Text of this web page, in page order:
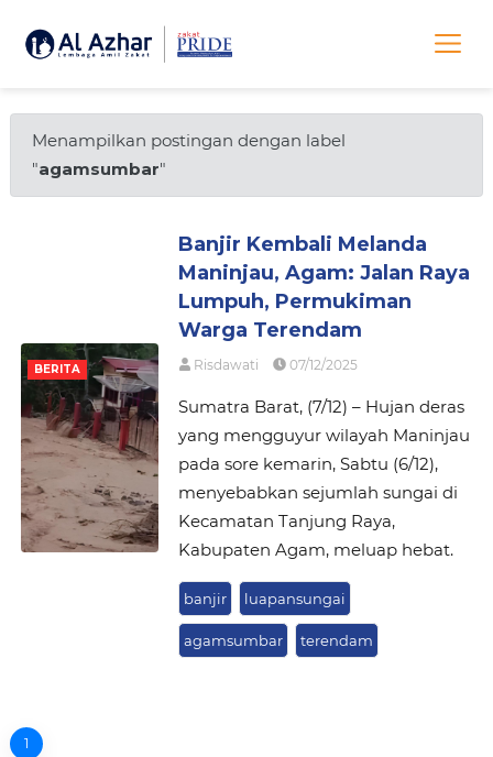
Menampilkan postingan dengan label
"agamsumbar"
BERITA
Banjir Kembali Melanda
Maninjau, Agam: Jalan Raya
Lumpuh, Permukiman
Warga Terendam
Risdawati 07/12/2025
Sumatra Barat, (7/12) – Hujan deras
yang mengguyur wilayah Maninjau
pada sore kemarin, Sabtu (6/12),
menyebabkan sejumlah sungai di
Kecamatan Tanjung Raya,
Kabupaten Agam, meluap hebat.
banjir luapansungai
agamsumbar terendam
1